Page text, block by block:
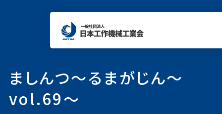
工作機械について
ましんつ～るまがじん～
vol.69～